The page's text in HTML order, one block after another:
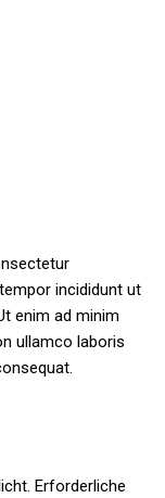
incididunt ut
enim ad minim
ullamco laboris
Erforderliche